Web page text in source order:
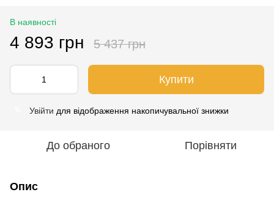
В наявності
4 893 грн 5 437 грн
Купити
Увійти для відображення накопичувальної знижки
До обраного Порівняти
Опис